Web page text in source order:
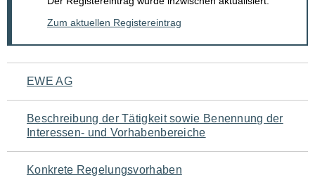
Zum aktuellen Registereintrag
Navigation
für
den
Seiteninhalt
EWE AG
Beschreibung der Tätigkeit sowie Benennung der
Interessen- und Vorhabenbereiche
Konkrete Regelungsvorhaben